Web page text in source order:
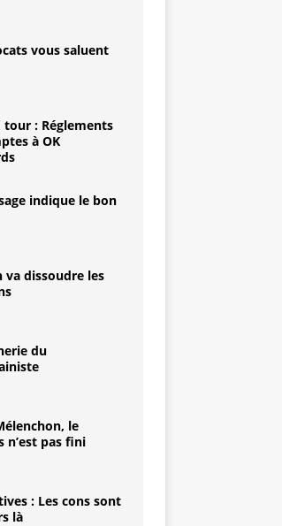
vous saluent
tour : Réglements
à OK
indique le bon
va dissoudre les
du
le
n’est pas fini
: Les cons sont
là